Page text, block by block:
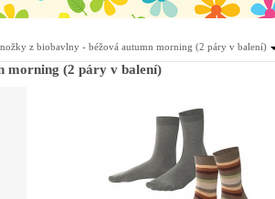
z biobavlny - béžová autumn morning (2 páry v balení)
VALO unisex ponožky z biobavlny - béžová autumn morning (2 páry v balení)